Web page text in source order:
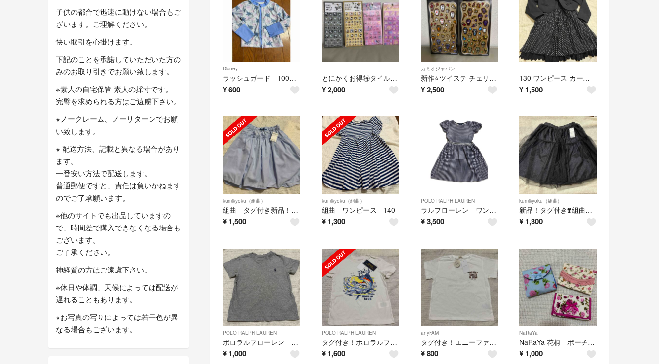
Disney
ラッシュガード 100サイズ ミッキー ミニー
¥600
とにかくお得🉐タイルシール４点セット！
¥2,000
カミオジャパン
新作⭐️ツイステ チェリジェム ステッカー 233100&233101
¥ 2,500
130 ワンピース カーディガン セット セレモニー
¥ 1,500
kumikyoku（組曲）
組曲 タグ付き新品！スカートパンツ 160
¥ 1,500
kumikyoku（組曲）
組曲 ワンピース 140
¥ 1,300
POLO RALPH LAUREN
ラルフローレン ワンピース チェック160
¥ 3,500
kumikyoku（組曲）
新品！タグ付き❣️組曲 150-160センチ スカート
¥ 1,300
POLO RALPH LAUREN
ポロラルフローレン キッズ 90センチ Tシャツ
¥ 1,000
POLO RALPH LAUREN
タグ付き！ポロラルフローレン 110 Tシャツ
¥ 1,600
anyFAM
タグ付き！エニーファム 110 Tシャツ 半袖
¥ 800
NaRaYa
NaRaYa 花柄 ポーチ３点セット！新品未使用
¥ 1,000
子供の都合で迅速に動けない場合もご
ざいます。ご理解ください。
快い取引を心掛けます。
下記のことを承諾していただいた方の
みのお取り引きでお願い致します。
※素人の自宅保管 素人の採寸です。
完璧を求められる方はご遠慮下さい。
※ノークレーム、ノーリターンでお願
い致します。
※ 配送方法、記載と異なる場合があり
ます。
一番安い方法で配送します。
普通郵便ですと、責任は負いかねます
のでご了承願います。
※他のサイトでも出品していますの
で、時間差で購入できなくなる場合も
ございます。
ご了承ください。
神経質の方はご遠慮下さい。
※休日や体調、天候によっては配送が
遅れることもあります。
※お写真の写りによっては若干色が異
なる場合もございます。